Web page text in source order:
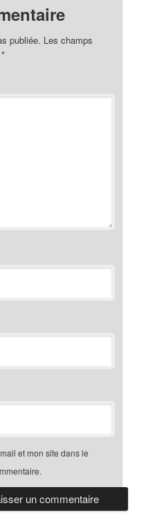
publiée. Les champs
*
et mon site dans le